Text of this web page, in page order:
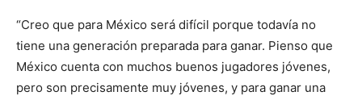
“Creo que para México será difícil porque todavía no
tiene una generación preparada para ganar. Pienso que
México cuenta con muchos buenos jugadores jóvenes,
pero son precisamente muy jóvenes, y para ganar una